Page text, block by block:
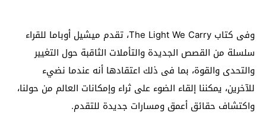
وفى كتاب The Light We Carry، تقدم ميشيل أوباما للقراء
سلسلة من القصص الجديدة والتأملات الثاقبة حول التغيير
والتحدى والقوة، بما فى ذلك اعتقادها أنه عندما نضيء
للآخرين، يمكننا إلقاء الضوء على ثراء وإمكانات العالم من حولنا،
واكتشاف حقائق أعمق ومسارات جديدة للتقدم.